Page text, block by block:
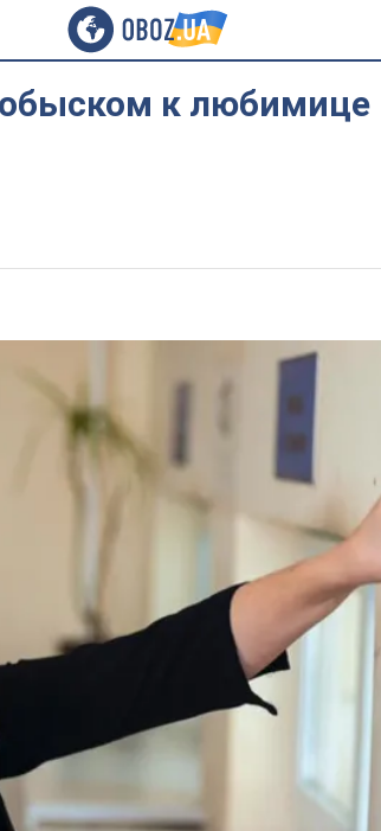
к любимице